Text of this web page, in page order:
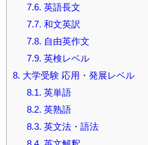
7.6. 英語長文
7.7. 和文英訳
7.8. 自由英作文
7.9. 英検レベル
8. 大学受験 応用・発展レベル
8.1. 英単語
8.2. 英熟語
8.3. 英文法・語法